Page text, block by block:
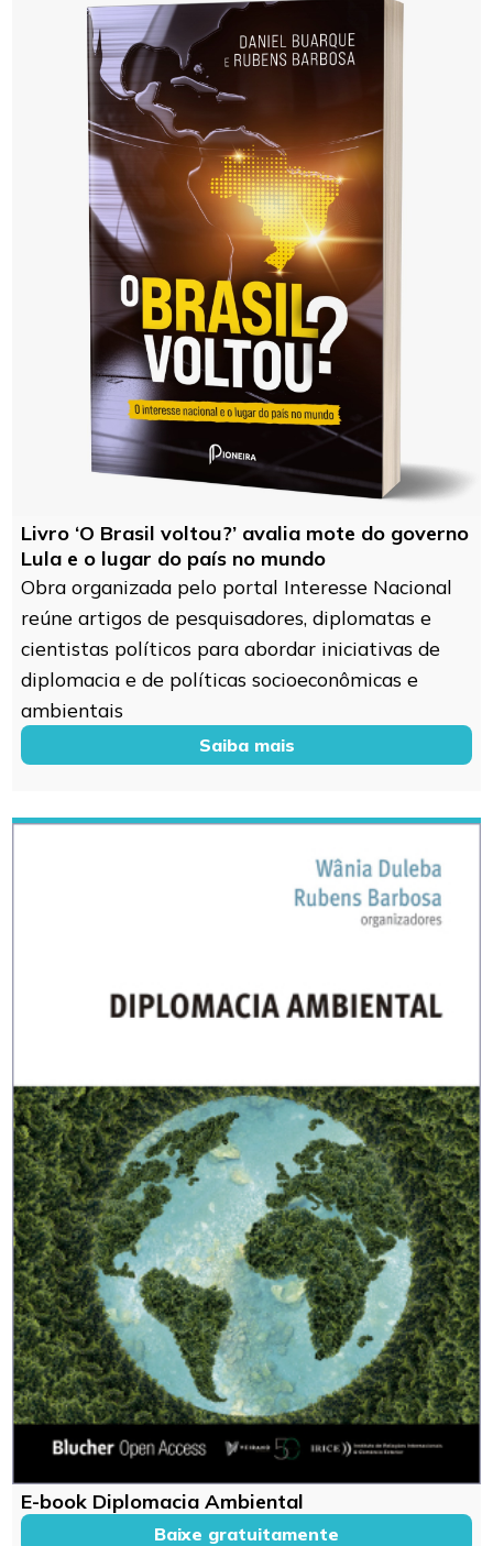
Livro ‘O Brasil voltou?’ avalia mote do governo
Lula e o lugar do país no mundo
Obra organizada pelo portal Interesse Nacional
reúne artigos de pesquisadores, diplomatas e
cientistas políticos para abordar iniciativas de
diplomacia e de políticas socioeconômicas e
ambientais
Saiba mais
E-book Diplomacia Ambiental
Baixe gratuitamente